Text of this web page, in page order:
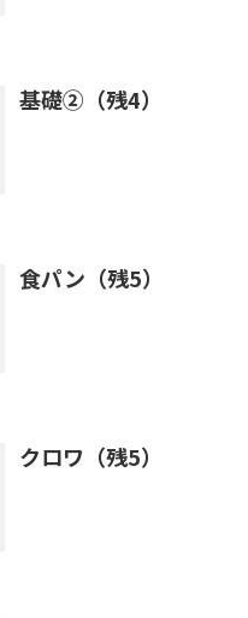
基礎②（残4）
食パン（残5）
クロワ（残5）